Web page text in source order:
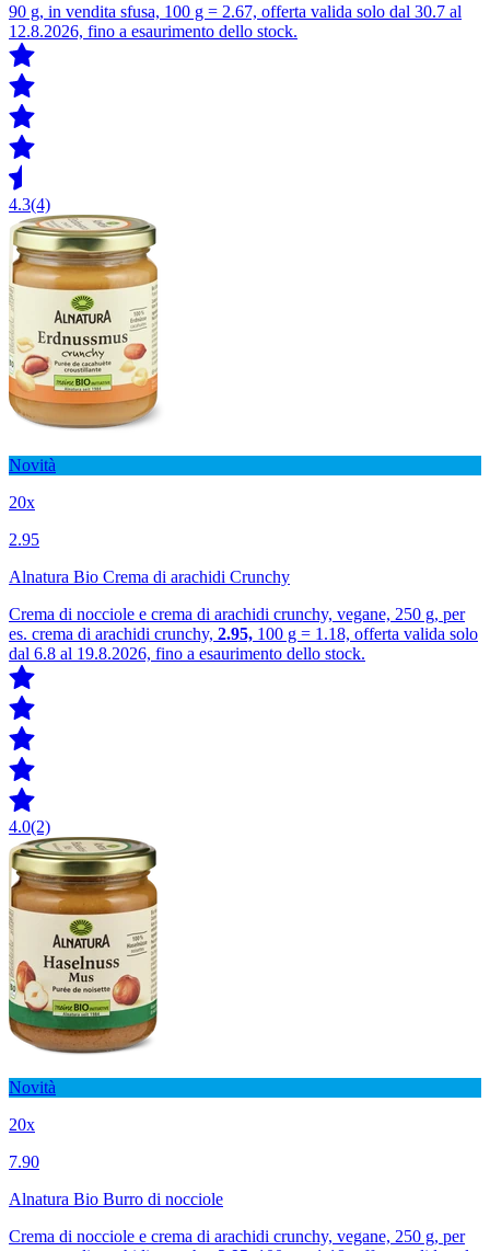
90 g, in vendita sfusa, 100 g = 2.67, offerta valida solo dal 30.7 al
12.8.2026, fino a esaurimento dello stock.
4.3(4)
Novità
20x
2.95
Alnatura Bio Crema di arachidi Crunchy
Crema di nocciole e crema di arachidi crunchy, vegane, 250 g, per
es. crema di arachidi crunchy, 2.95, 100 g = 1.18, offerta valida solo
dal 6.8 al 19.8.2026, fino a esaurimento dello stock.
4.0(2)
Novità
20x
7.90
Alnatura Bio Burro di nocciole
Crema di nocciole e crema di arachidi crunchy, vegane, 250 g, per